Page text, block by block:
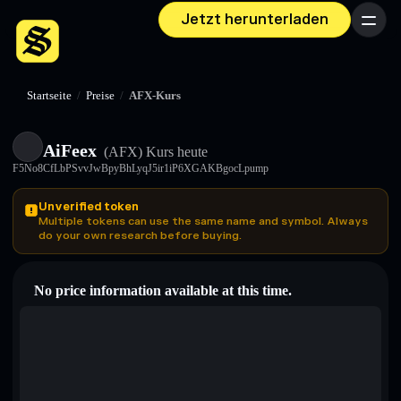
Jetzt herunterladen Menü
Startseite / Preise / AFX-Kurs
AiFeex (AFX) Kurs heute
F5No8CfLbPSvvJwBpyBhLyqJ5ir1iP6XGAKBgocLpump
Unverified token
Multiple tokens can use the same name and symbol. Always
do your own research before buying.
No price information available at this time.